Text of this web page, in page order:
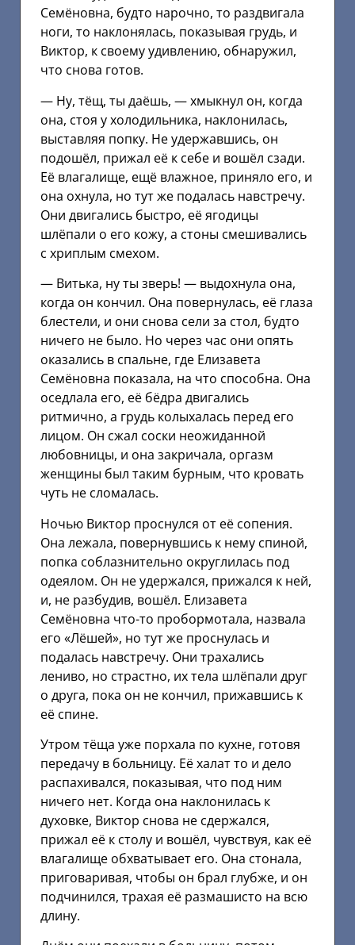
Семёновна, будто нарочно, то раздвигала
ноги, то наклонялась, показывая грудь, и
Виктор, к своему удивлению, обнаружил,
что снова готов.
— Ну, тёщ, ты даёшь, — хмыкнул он, когда
она, стоя у холодильника, наклонилась,
выставляя попку. Не удержавшись, он
подошёл, прижал её к себе и вошёл сзади.
Её влагалище, ещё влажное, приняло его, и
она охнула, но тут же подалась навстречу.
Они двигались быстро, её ягодицы
шлёпали о его кожу, а стоны смешивались
с хриплым смехом.
— Витька, ну ты зверь! — выдохнула она,
когда он кончил. Она повернулась, её глаза
блестели, и они снова сели за стол, будто
ничего не было. Но через час они опять
оказались в спальне, где Елизавета
Семёновна показала, на что способна. Она
оседлала его, её бёдра двигались
ритмично, а грудь колыхалась перед его
лицом. Он сжал соски неожиданной
любовницы, и она закричала, оргазм
женщины был таким бурным, что кровать
чуть не сломалась.
Ночью Виктор проснулся от её сопения.
Она лежала, повернувшись к нему спиной,
попка соблазнительно округлилась под
одеялом. Он не удержался, прижался к ней,
и, не разбудив, вошёл. Елизавета
Семёновна что-то пробормотала, назвала
его «Лёшей», но тут же проснулась и
подалась навстречу. Они трахались
лениво, но страстно, их тела шлёпали друг
о друга, пока он не кончил, прижавшись к
её спине.
Утром тёща уже порхала по кухне, готовя
передачу в больницу. Её халат то и дело
распахивался, показывая, что под ним
ничего нет. Когда она наклонилась к
духовке, Виктор снова не сдержался,
прижал её к столу и вошёл, чувствуя, как её
влагалище обхватывает его. Она стонала,
приговаривая, чтобы он брал глубже, и он
подчинился, трахая её размашисто на всю
длину.